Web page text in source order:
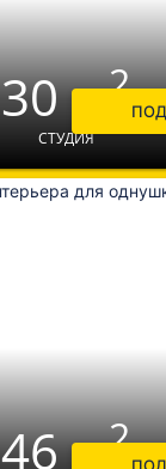
30 м2
СТУДИЯ
46 м2